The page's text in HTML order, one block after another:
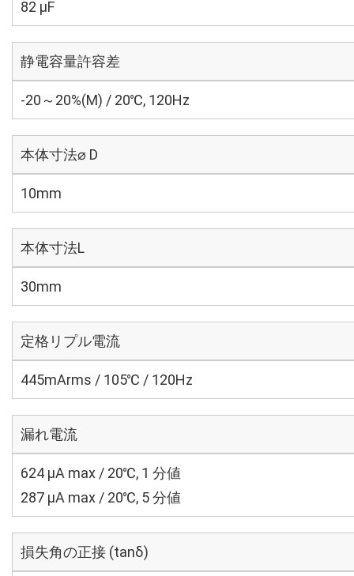
82 µF
静電容量許容差
-20～20%(M) / 20℃, 120Hz
本体寸法⌀ D
10mm
本体寸法L
30mm
定格リプル電流
445mArms / 105℃ / 120Hz
漏れ電流
624 μA max / 20℃, 1 分値
287 μA max / 20℃, 5 分値
損失角の正接 (tanδ)